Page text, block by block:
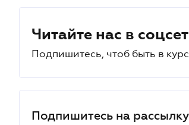
Читайте нас в
Подпишитесь, чтоб быть в
Подпишитесь на рассылку